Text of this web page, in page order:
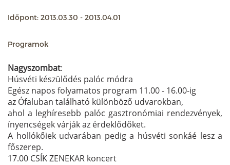
Időpont: 2013.03.30 - 2013.04.01
Programok
Nagyszombat:
Húsvéti készülődés palóc módra
Egész napos folyamatos program 11.00 - 16.00-ig
az Ófaluban található különböző udvarokban,
ahol a leghíresebb palóc gasztronómiai rendezvények,
ínyencségek várják az érdeklődőket.
A hollókőiek udvarában pedig a húsvéti sonkáé lesz a
főszerep.
17.00 CSÍK ZENEKAR koncert